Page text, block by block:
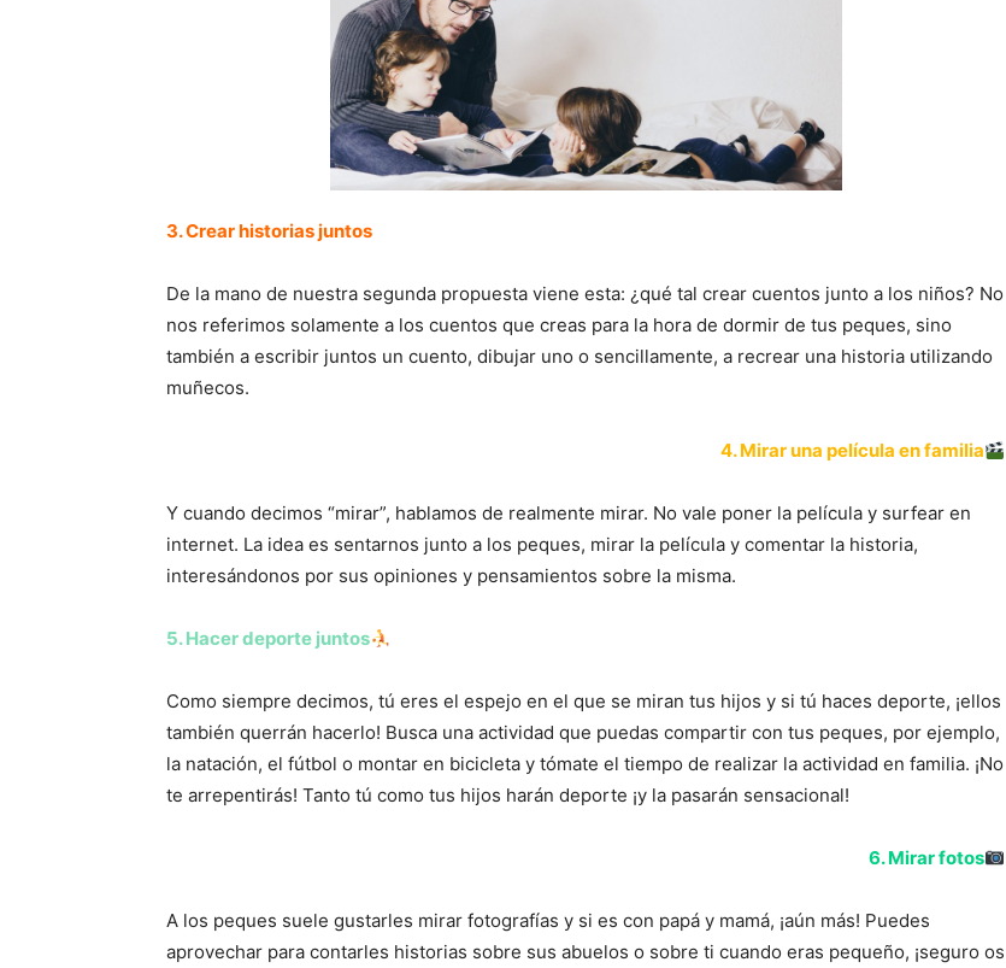
3. Crear historias juntos
De la mano de nuestra segunda propuesta viene esta: ¿qué tal crear cuentos junto a los niños? No
nos referimos solamente a los cuentos que creas para la hora de dormir de tus peques, sino
también a escribir juntos un cuento, dibujar uno o sencillamente, a recrear una historia utilizando
muñecos.
4. Mirar una película en familia
Y cuando decimos “mirar”, hablamos de realmente mirar. No vale poner la película y surfear en
internet. La idea es sentarnos junto a los peques, mirar la película y comentar la historia,
interesándonos por sus opiniones y pensamientos sobre la misma.
5. Hacer deporte juntos
Como siempre decimos, tú eres el espejo en el que se miran tus hijos y si tú haces deporte, ¡ellos
también querrán hacerlo! Busca una actividad que puedas compartir con tus peques, por ejemplo,
la natación, el fútbol o montar en bicicleta y tómate el tiempo de realizar la actividad en familia. ¡No
te arrepentirás! Tanto tú como tus hijos harán deporte ¡y la pasarán sensacional!
6. Mirar fotos
A los peques suele gustarles mirar fotografías y si es con papá y mamá, ¡aún más! Puedes
aprovechar para contarles historias sobre sus abuelos o sobre ti cuando eras pequeño, ¡seguro os